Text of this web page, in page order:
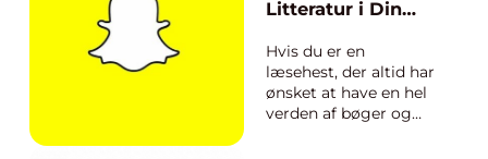
spil, tilbyder
vifte af
spilmuligheder, der
kan ...
Litteratur i Din
Hvis du er en
læsehest, der altid har
ønsket at have en hel
verden af bøger og